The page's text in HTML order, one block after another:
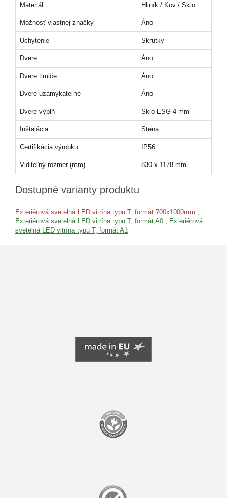
Materiál Hliník / Kov / Sklo
Možnosť vlastnej značky Áno
Uchytenie Skrutky
Dvere Áno
Dvere tlmiče Áno
Dvere uzamykateľné Áno
Dvere výplň Sklo ESG 4 mm
Inštalácia Stena
Certifikácia výrobku IP56
Viditeľný rozmer (mm) 830 x 1178 mm
Dostupné varianty produktu
Exteriérová svetelná LED vitrína typu T, formát 700x1000mm
Exteriérová svetelná LED vitrína typu T, formát A0
Exteriérová
svetelná LED vitrína typu T, formát A1